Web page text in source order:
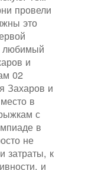
провели
это
любимый
и
02
Захаров и
в
с
в
не
затраты, к
и